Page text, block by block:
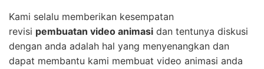
Kami selalu memberikan kesempatan
revisi pembuatan video animasi dan tentunya diskusi
dengan anda adalah hal yang menyenangkan dan
dapat membantu kami membuat video animasi anda